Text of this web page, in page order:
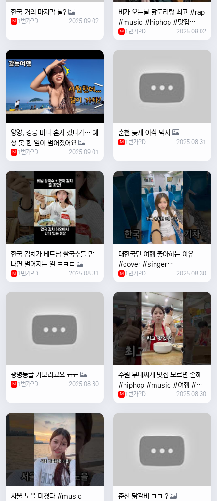
한국 거의 마지막 날?
M 1번가PD 2025.09.02
비가 오는날 ￼닭도리탕 최고 #rap
#music #hiphop #맛집
#travel #여행 #food ￼
M 1번가PD 2025.09.02
양양, 강릉 바다 혼자 갔다가… 예
상 못 한 일이 벌어졌어요
M 1번가PD 2025.09.01
춘천 늦게 야식 먹자
M 1번가PD 2025.08.31
한국 김치가 베트남 쌀국수를 만
나면 벌어지는 일 ㅋㅋㄷ
M 1번가PD 2025.08.31
대한국민 여행 좋아하는 이유
#cover #singer
#coversong #music #한국
여행 #한국
M 1번가PD 2025.08.30
광명동굴 가보려고요 ㅠㅠ
M 1번가PD 2025.08.30
수원 부대찌개 맛집 모르면 손해
#hiphop #music #여행 #맛
집 #수원 #한국여행 #베트남여
자 #혼자여행
M 1번가PD 2025.08.30
서울 노을 미쳤다 #music 춘천 닭갈비 ㄱㄱ ?